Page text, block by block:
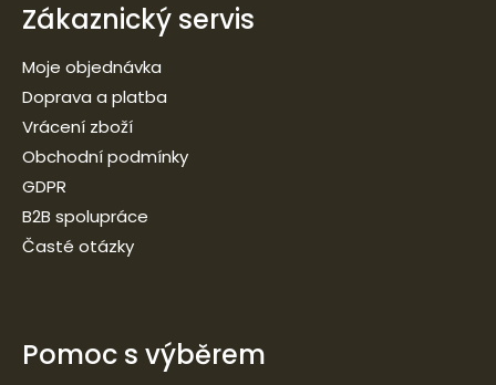
Zákaznický servis
Moje objednávka
Doprava a platba
Vrácení zboží
Obchodní podmínky
GDPR
B2B spolupráce
Časté otázky
Pomoc s výběrem